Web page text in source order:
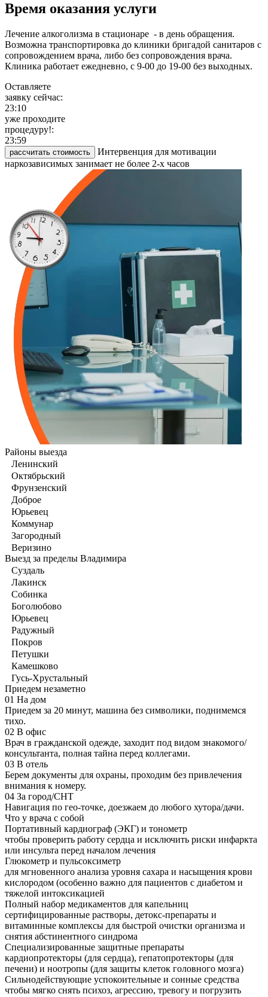
Время оказания услуги
Лечение алкоголизма в стационаре - в день обращения.
Возможна транспортировка до клиники бригадой санитаров с
сопровождением врача, либо без сопровождения врача.
Клиника работает ежедневно, с 9-00 до 19-00 без выходных.
Оставляете
заявку сейчас:
23:10
уже проходите
процедуру!:
23:59
рассчитать стоимость
Интервенция для мотивации
наркозависимых занимает не более 2-х часов
Районы выезда
Ленинский
Октябрьский
Фрунзенский
Доброе
Юрьевец
Коммунар
Загородный
Веризино
Выезд за пределы Владимира
Суздаль
Лакинск
Собинка
Боголюбово
Юрьевец
Радужный
Покров
Петушки
Камешково
Гусь-Хрустальный
Приедем незаметно
01 На дом
Приедем за 20 минут, машина без символики, поднимемся
тихо.
02 В офис
Врач в гражданской одежде, заходит под видом знакомого/
консультанта, полная тайна перед коллегами.
03 В отель
Берем документы для охраны, проходим без привлечения
внимания к номеру.
04 За город/СНТ
Навигация по гео-точке, доезжаем до любого хутора/дачи.
Что у врача с собой
Портативный кардиограф (ЭКГ) и тонометр
чтобы проверить работу сердца и исключить риски инфаркта
или инсульта перед началом лечения
Глюкометр и пульсоксиметр
для мгновенного анализа уровня сахара и насыщения крови
кислородом (особенно важно для пациентов с диабетом и
тяжелой интоксикацией
Полный набор медикаментов для капельниц
сертифицированные растворы, детокс-препараты и
витаминные комплексы для быстрой очистки организма и
снятия абстинентного синдрома
Специализированные защитные препараты
кардиопротекторы (для сердца), гепатопротекторы (для
печени) и ноотропы (для защиты клеток головного мозга)
Сильнодействующие успокоительные и сонные средства
чтобы мягко снять психоз, агрессию, тревогу и погрузить